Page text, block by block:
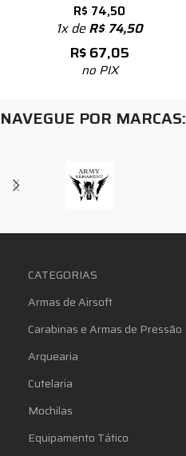
R$ 74,50
1x deR$74,50
R$67,05
no PIX
NAVEGUE POR MARCAS:
CATEGORIAS
Armas de Airsoft
Carabinas e Armas de Pressão
Arquearia
Cutelaria
Mochilas
Equipamento Tático